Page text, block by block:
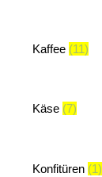
Kaffee (11)
Käse (7)
Konfitüren (1)